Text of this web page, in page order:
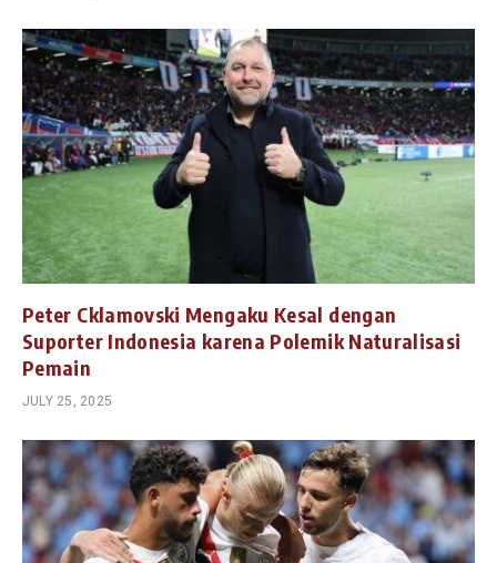
Peter Cklamovski Mengaku Kesal dengan
Suporter Indonesia karena Polemik Naturalisasi
Pemain
JULY 25, 2025